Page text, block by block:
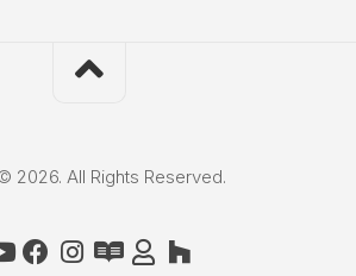
2026. All Rights Reserved.